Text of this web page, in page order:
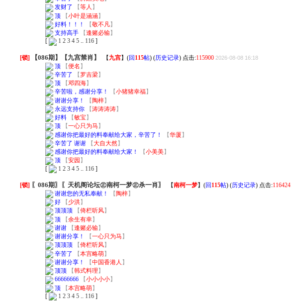
发财了
【等人 】
顶
【小叶是涵涵】
好料！！！
【敬不凡】
支持高手
【逢赌必输】
[
1 2 3 4 5 .. 116 ]
[锁] 【086期】【九宫禁肖】 【九宫】 (回115帖) (历史记录) 点击:115900 2026-08-08 16:18
顶 【便名 】
辛苦了
【 罗吉梁】
顶
【邓四海】
辛苦啦，感谢分享！
【小猪猪幸福】
谢谢分享！
【陶梓】
永远支持你
【涛涛涛涛】
好料
【敏宝 】
顶
【一心只为马 】
感谢你把最好的料奉献给大家，辛苦了！
【华厦】
辛苦了 谢谢
【大自大然】
感谢你把最好的料奉献给大家！
【小美美】
顶
【安园 】
[
1 2 3 4 5 116 ]
[锁] 〖086期〗〖天机阁论坛㊣南柯一梦㊣杀一肖〗 【南柯一梦】 (回115帖) (历史记录) 点击:116424
谢谢您的无私奉献！ 【陶梓】
好
【 少洪】
顶顶顶
【倚栏听风】
顶
【余生有幸】
谢谢
【逢赌必输】
谢谢分享！
【一心只为马 】
顶顶顶
【倚栏听风】
辛苦了
【本宫略萌】
谢谢分享！
【中国香港人 】
顶顶
【韩式料理 】
66666666
【小小小小】
顶
【本宫略萌】
[
1 2 3 4 5 116 ]